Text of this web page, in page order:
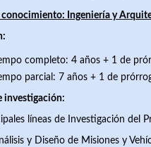
conocimiento: Ingeniería y
completo: 4 años + 1 de
parcial: 7 años + 1 de
investigación:
líneas de Investigación del
y Diseño de Misiones y